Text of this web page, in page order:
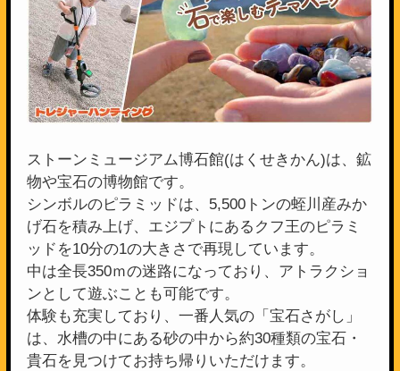
ストーンミュージアム博石館(はくせきかん)は、鉱
物や宝石の博物館です。
シンボルのピラミッドは、5,500トンの蛭川産みか
げ石を積み上げ、エジプトにあるクフ王のピラミ
ッドを10分の1の大きさで再現しています。
中は全長350ｍの迷路になっており、アトラクショ
ンとして遊ぶことも可能です。
体験も充実しており、一番人気の「宝石さがし」
は、水槽の中にある砂の中から約30種類の宝石・
貴石を見つけてお持ち帰りいただけます。